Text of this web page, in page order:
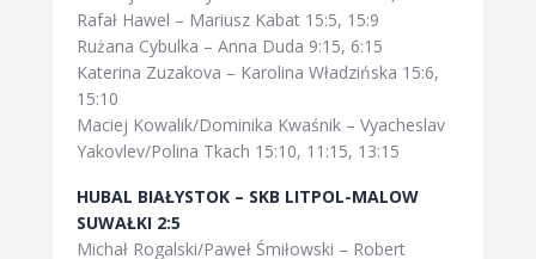
Rafał Hawel – Mariusz Kabat 15:5, 15:9
Rużana Cybulka – Anna Duda 9:15, 6:15
Katerina Zuzakova – Karolina Władzińska 15:6,
15:10
Maciej Kowalik/Dominika Kwaśnik – Vyacheslav
Yakovlev/Polina Tkach 15:10, 11:15, 13:15
HUBAL BIAŁYSTOK – SKB LITPOL-MALOW
SUWAŁKI 2:5
Michał Rogalski/Paweł Śmiłowski – Robert